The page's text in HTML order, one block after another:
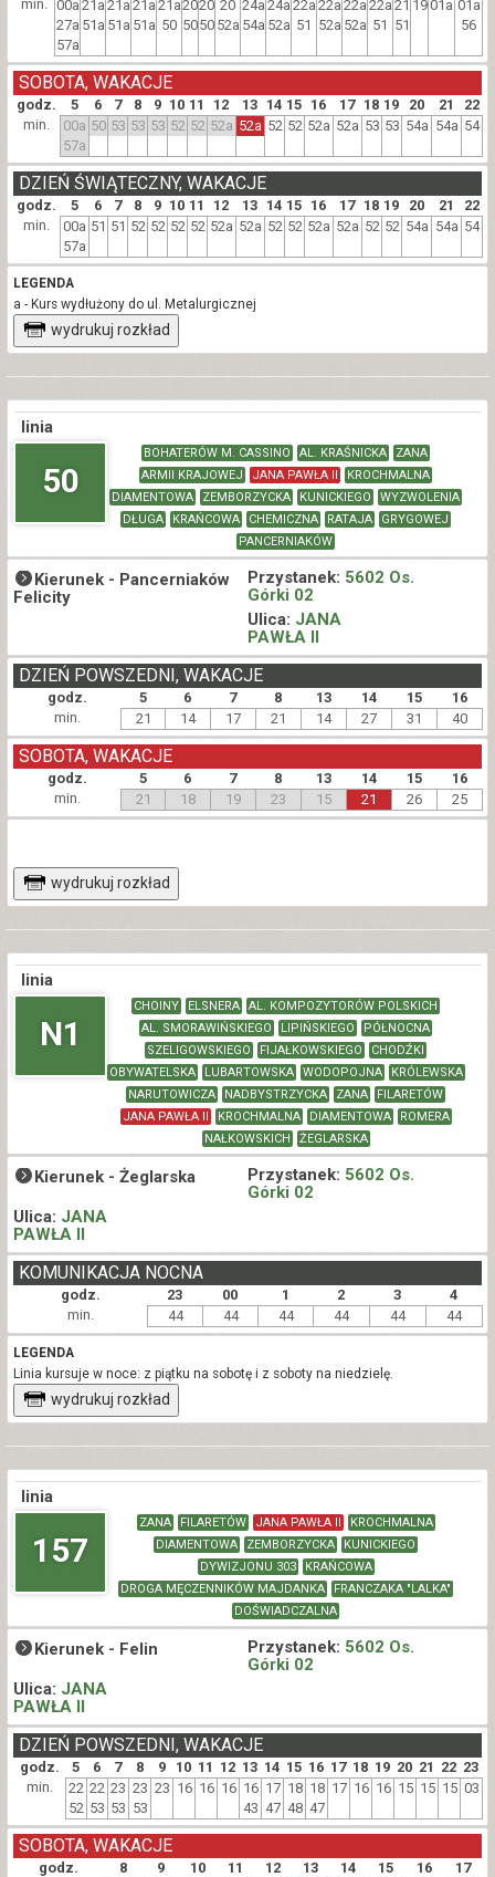
min.
00a
27a
57a
21a
51a
21a
51a
21a
51a
21a
50
20
50
20
50
20
52a
24a
54a
24a
52a
22a
51
22a
52a
22a
52a
22a
51
21
51
1901a 01a
56
godz. 5 6 7 8 9 10 11 12 13 14 15 16 17 18 19 20 21 22
SOBOTA, WAKACJE
min.
00a
57a
50 53 53 53 52 52 52a 52a 52 52 52a 52a 53 53 54a 54a 54
godz. 5 6 7 8 9 10 11 12 13 14 15 16 17 18 19 20 21 22
DZIEŃ ŚWIĄTECZNY, WAKACJE
min.
00a
57a
51 51 52 52 52 52 52a 52a 52 52 52a 52a 52 52 54a 54a 54
LEGENDA
a - Kurs wydłużony do ul. Metalurgicznej
wydrukuj rozkład
linia
50
BOHATERÓW M. CASSINO AL. KRAŚNICKA
ZANA
ARMII KRAJOWEJ
JANA PAWŁA II
KROCHMALNA
DIAMENTOWA
ZEMBORZYCKA KUNICKIEGO
WYZWOLENIA
DŁUGA
KRAŃCOWA CHEMICZNA RATAJA
GRYGOWEJ
PANCERNIAKÓW
Kierunek - Pancerniaków
Felicity
Przystanek: 5602 Os.
Górki 02
Ulica: JANA
PAWŁA II
godz. 5 6 7 8 13 14 15 16
DZIEŃ POWSZEDNI, WAKACJE
min. 21 14 17 21 14 27 31 40
godz. 5 6 7 8 13 14 15 16
SOBOTA, WAKACJE
min. 21 18 19 23 15 21 26 25
wydrukuj rozkład
linia
N1
CHOINY ELSNERA
AL. KOMPOZYTORÓW POLSKICH
AL. SMORAWIŃSKIEGO
LIPIŃSKIEGO
PÓŁNOCNA
SZELIGOWSKIEGO
FIJAŁKOWSKIEGO
CHODŹKI
OBYWATELSKA
LUBARTOWSKA WODOPOJNA
KRÓLEWSKA
NARUTOWICZA
NADBYSTRZYCKA ZANA
FILARETÓW
JANA PAWŁA II
KROCHMALNA DIAMENTOWA
ROMERA
NAŁKOWSKICH
ŻEGLARSKA
Kierunek - Żeglarska Przystanek: 5602 Os.
Górki 02
Ulica: JANA
PAWŁA II
godz. 23 00 1 2 3 4
KOMUNIKACJA NOCNA
min. 44 44 44 44 44 44
LEGENDA
Linia kursuje w noce: z piątku na sobotę i z soboty na niedzielę.
wydrukuj rozkład
linia
157
ZANA FILARETÓW JANA PAWŁA II
KROCHMALNA
DIAMENTOWA
ZEMBORZYCKA
KUNICKIEGO
DYWIZJONU 303
KRAŃCOWA
DROGA MĘCZENNIKÓW MAJDANKA
FRANCZAKA "LALKA"
DOŚWIADCZALNA
Kierunek - Felin Przystanek: 5602 Os.
Górki 02
Ulica: JANA
PAWŁA II
godz. 5 6 7 8 9 10 11 12 13 14 15 16 17 18 19 20 21 22 23
DZIEŃ POWSZEDNI, WAKACJE
min.
22
52
22
53
23
53
23
53
23 16 16 16 16
43
17
47
18
48
18
47
17 16 16 15 15 15 03
godz. 8 9 10 11 12 13 14 15 16 17
SOBOTA, WAKACJE